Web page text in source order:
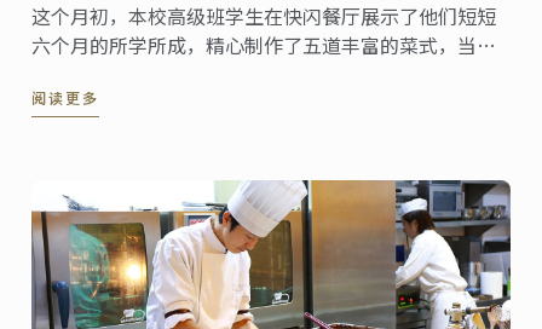
这个月初，本校高级班学生在快闪餐厅展示了他们短短
六个月的所学所成，精心制作了五道丰富的菜式，当中
客。
阅读更多